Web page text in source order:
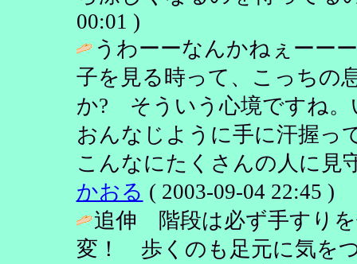
00:01 )
うわーーなんかねぇーー
子を見る時って、こっちの
か? そういう心境ですね。
おんなじように手に汗握っ
こんなにたくさんの人に見
かおる ( 2003-09-04 22:45 )
追伸 階段は必ず手すり
変！ 歩くのも足元に気を